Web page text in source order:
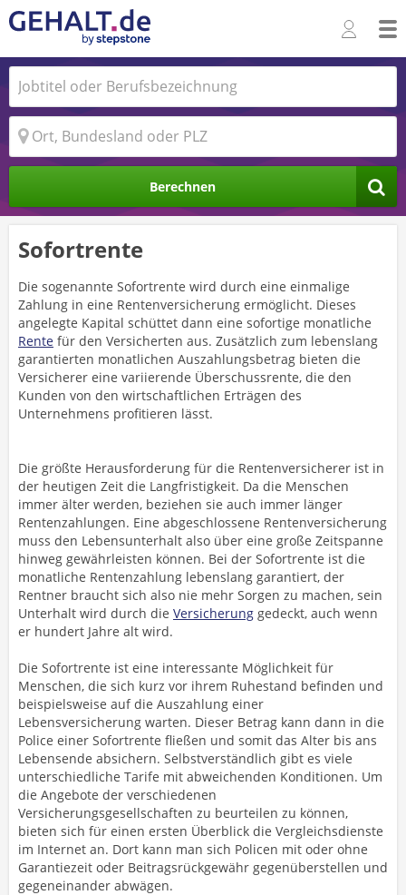
Berechnen
Sofortrente
Die sogenannte Sofortrente wird durch eine einmalige
Zahlung in eine Rentenversicherung ermöglicht. Dieses
angelegte Kapital schüttet dann eine sofortige monatliche
Rente für den Versicherten aus. Zusätzlich zum lebenslang
garantierten monatlichen Auszahlungsbetrag bieten die
Versicherer eine variierende Überschussrente, die den
Kunden von den wirtschaftlichen Erträgen des
Unternehmens profitieren lässt.
Die größte Herausforderung für die Rentenversicherer ist in
der heutigen Zeit die Langfristigkeit. Da die Menschen
immer älter werden, beziehen sie auch immer länger
Rentenzahlungen. Eine abgeschlossene Rentenversicherung
muss den Lebensunterhalt also über eine große Zeitspanne
hinweg gewährleisten können. Bei der Sofortrente ist die
monatliche Rentenzahlung lebenslang garantiert, der
Rentner braucht sich also nie mehr Sorgen zu machen, sein
Unterhalt wird durch die Versicherung gedeckt, auch wenn
er hundert Jahre alt wird.
Die Sofortrente ist eine interessante Möglichkeit für
Menschen, die sich kurz vor ihrem Ruhestand befinden und
beispielsweise auf die Auszahlung einer
Lebensversicherung warten. Dieser Betrag kann dann in die
Police einer Sofortrente fließen und somit das Alter bis ans
Lebensende absichern. Selbstverständlich gibt es viele
unterschiedliche Tarife mit abweichenden Konditionen. Um
die Angebote der verschiedenen
Versicherungsgesellschaften zu beurteilen zu können,
bieten sich für einen ersten Überblick die Vergleichsdienste
im Internet an. Dort kann man sich Policen mit oder ohne
Garantiezeit oder Beitragsrückgewähr gegenüberstellen und
gegeneinander abwägen.